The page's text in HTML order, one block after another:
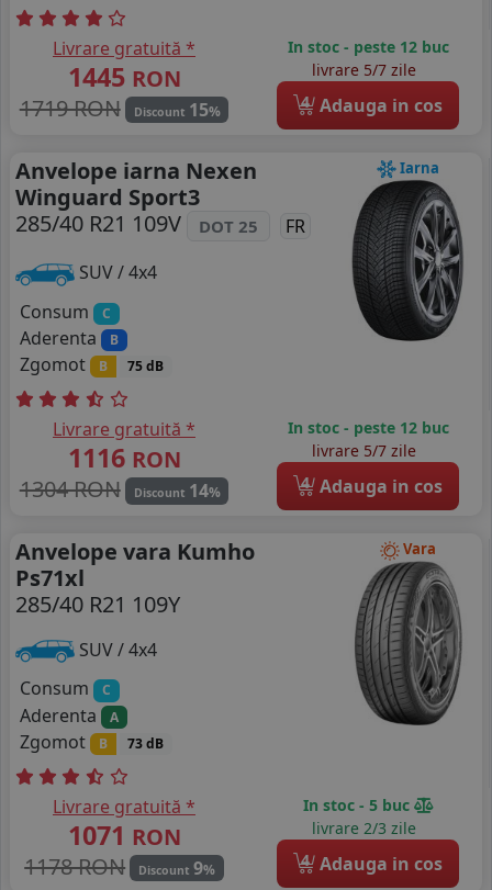
Livrare gratuită *
1445 RON
1719 RON
Discount 15%
In stoc - peste 12 buc
livrare 5/7 zile
4 Adauga in cos
Iarna
Anvelope iarna Nexen
Winguard Sport3
285/40 R21 109V
DOT 25
FR
SUV / 4x4
Consum
C
Aderenta B
Zgomot B 75 dB
Livrare gratuită *
1116 RON
1304 RON
Discount 14%
In stoc - peste 12 buc
livrare 5/7 zile
4 Adauga in cos
Vara
Anvelope vara Kumho
Ps71xl
285/40 R21 109Y
SUV / 4x4
Consum
C
Aderenta A
Zgomot B 73 dB
Livrare gratuită *
1071 RON
1178 RON
Discount 9%
In stoc - 5 buc
livrare 2/3 zile
4 Adauga in cos